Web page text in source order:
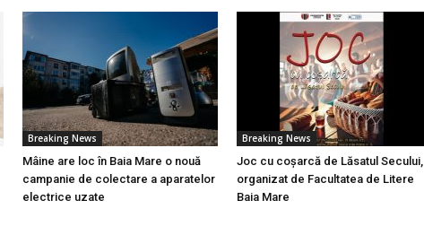
Breaking News
Mâine are loc în Baia Mare o nouă
campanie de colectare a aparatelor
electrice uzate
Breaking News
Joc cu coșarcă de Lăsatul Secului,
organizat de Facultatea de Litere
Baia Mare